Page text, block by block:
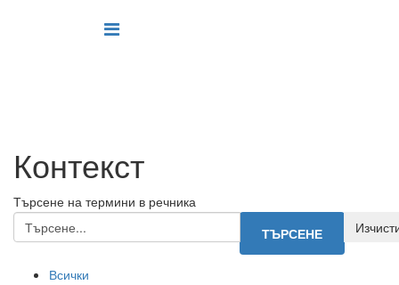
Контекст
Търсене на термини в речника
Всички